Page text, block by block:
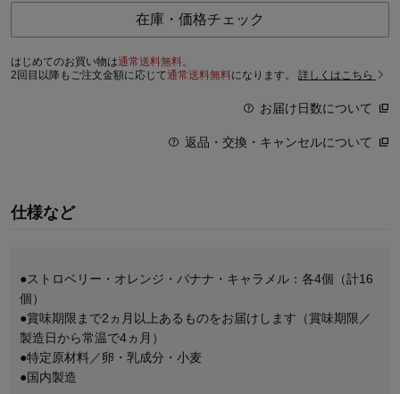
在庫・価格チェック
はじめてのお買い物は通常送料無料。
2回目以降もご注文金額に応じて通常送料無料になります。 詳しくはこちら
お届け日数について
返品・交換・キャンセルについて
仕様など
●ストロベリー・オレンジ・バナナ・キャラメル：各4個（計16
個）
●賞味期限まで2ヵ月以上あるものをお届けします（賞味期限／
製造日から常温で4ヵ月）
●特定原材料／卵・乳成分・小麦
●国内製造